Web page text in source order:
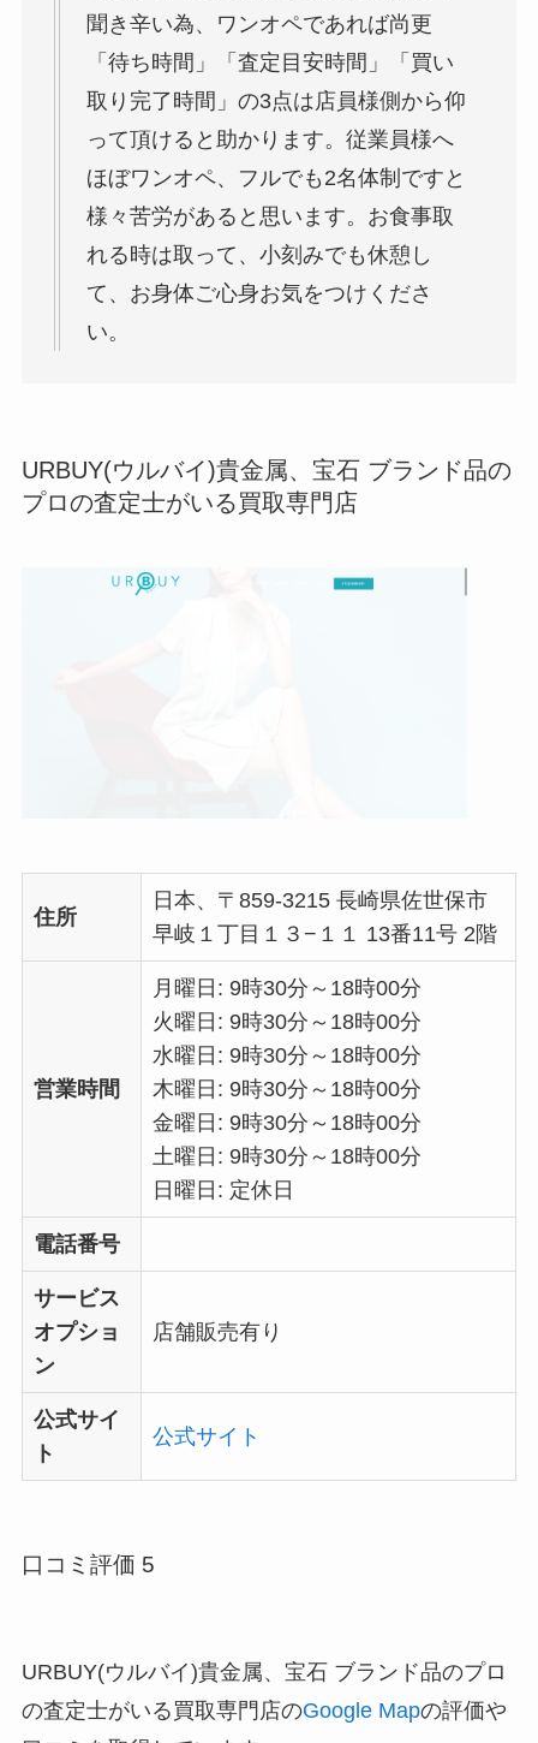
聞き辛い為、ワンオペであれば尚更
「待ち時間」「査定目安時間」「買い
取り完了時間」の3点は店員様側から仰
って頂けると助かります。従業員様へ
ほぼワンオペ、フルでも2名体制ですと
様々苦労があると思います。お食事取
れる時は取って、小刻みでも休憩し
て、お身体ご心身お気をつけくださ
い。
URBUY(ウルバイ)貴金属、宝石 ブランド品の
プロの査定士がいる買取専門店
住所
日本、〒859-3215 長崎県佐世保市
早岐１丁目１３−１１ 13番11号 2階
営業時間
月曜日: 9時30分～18時00分
火曜日: 9時30分～18時00分
水曜日: 9時30分～18時00分
木曜日: 9時30分～18時00分
金曜日: 9時30分～18時00分
土曜日: 9時30分～18時00分
日曜日: 定休日
電話番号
サービス
オプショ
ン
店舗販売有り
公式サイ
ト
公式サイト
口コミ評価 5
URBUY(ウルバイ)貴金属、宝石 ブランド品のプロ
の査定士がいる買取専門店のGoogle Mapの評価や